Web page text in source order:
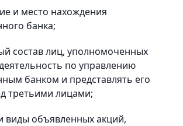
и место нахождения
банка;
состав лиц, уполномоченных
по управлению
банком и представлять его
третьими лицами;
виды объявленных акций,